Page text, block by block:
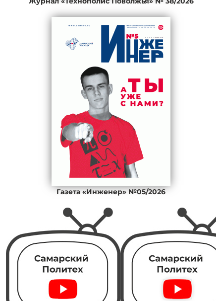
Газета «Инженер» №05/2026